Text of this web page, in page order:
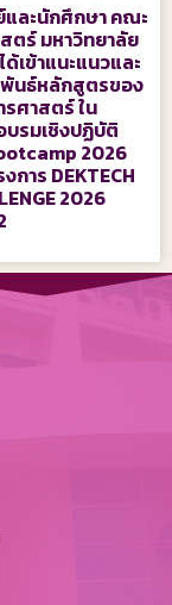
ละนักศึกษา คณะ
ตร์ มหาวิทยาลัย
เข้าแนะแนวและ
นธ์หลักสูตรของ
ศาสตร์ ใน
บรมเชิงปฏิบัติ
2026
การ DEKTECH
2026